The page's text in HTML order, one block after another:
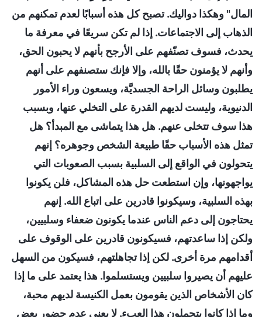
المال" وهكذا دواليك. تصبح كل هذه أسبابًا لعدم تمكنهم من
الذهاب إلى الاجتماعات. إذا لم تكن سريعًا في معرفة ما
يحدث، فسوف تصنّفهم على الأرجح بأنهم لا يحبون الحق،
وأنهم لا يؤمنون حقًا بالله، وإلا فإنك ستصنفهم على أنهم
يطلبون وسائل الراحة الجسديَّة، ويسعون وراء الأمور
الدنيوية، وليست لديهم القدرة على التخلي عنها، وبسبب
هذا سوف تتخلى عنهم. هل هذا يتماشى مع المبدأ؟ هل
تمثل هذه الأسباب حقًا طبيعة الشخص وجوهره؟ إنهم
يتحولون في الواقع إلى السلبية بسبب الصعوبات التي
يواجهونها، وإن استطعت حل هذه المشاكل، فلن يكونوا
بهذه السلبية، وسيكونوا قادرين على اتباع الله. إنهم
يحتاجون إلى دعم الناس عندما يكونون ضعفاء وسلبيين،
ولكن إذا ساعدتهم، فسيكونون قادرين على الوقوف على
أقدامهم مرة أخرى. لكن إذا تجاهلتهم، فسيكون من السهل
عليهم أن يصيروا سلبيين ويستسلموا. هذا يعتمد على ما إذا
كان الأشخاص الذين يقومون بعمل الكنيسة لديهم محبة،
وما إذا كانوا يتحملون هذا العبء. لا يعني عدم حضور بعض